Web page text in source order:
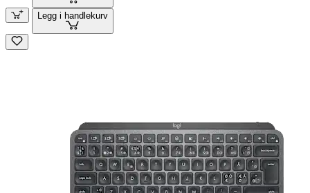
Legg i handlekurv